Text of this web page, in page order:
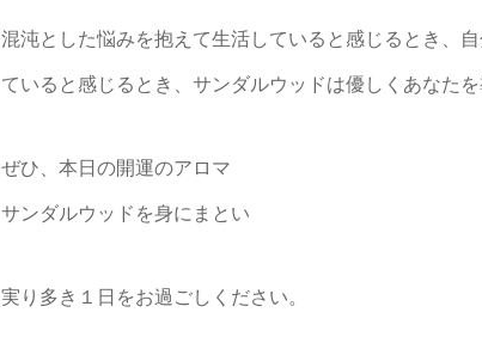
混沌とした悩みを抱えて生活していると感じるとき、
ていると感じるとき、サンダルウッドは優しくあなた
ぜひ、本日の開運のアロマ
サンダルウッドを身にまとい
実り多き１日をお過ごしください。